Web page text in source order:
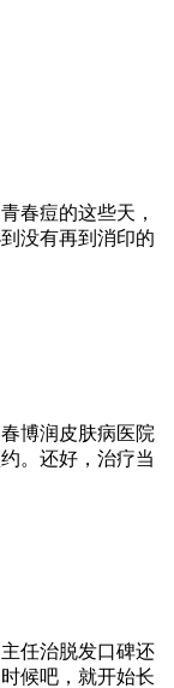
春痘的这些天，
没有再到消印的
博润皮肤病医院
。还好，治疗当
任治脱发口碑还
候吧，就开始长